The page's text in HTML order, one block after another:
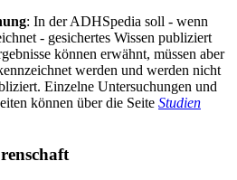
: In der ADHSpedia soll - wenn
- gesichertes Wissen publiziert
können erwähnt, müssen aber
werden und werden nicht
Einzelne Untersuchungen und
können über die Seite Studien